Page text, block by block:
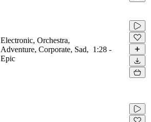
Electronic, Orchestra,
Adventure, Corporate, Sad,
Epic
1:28 -